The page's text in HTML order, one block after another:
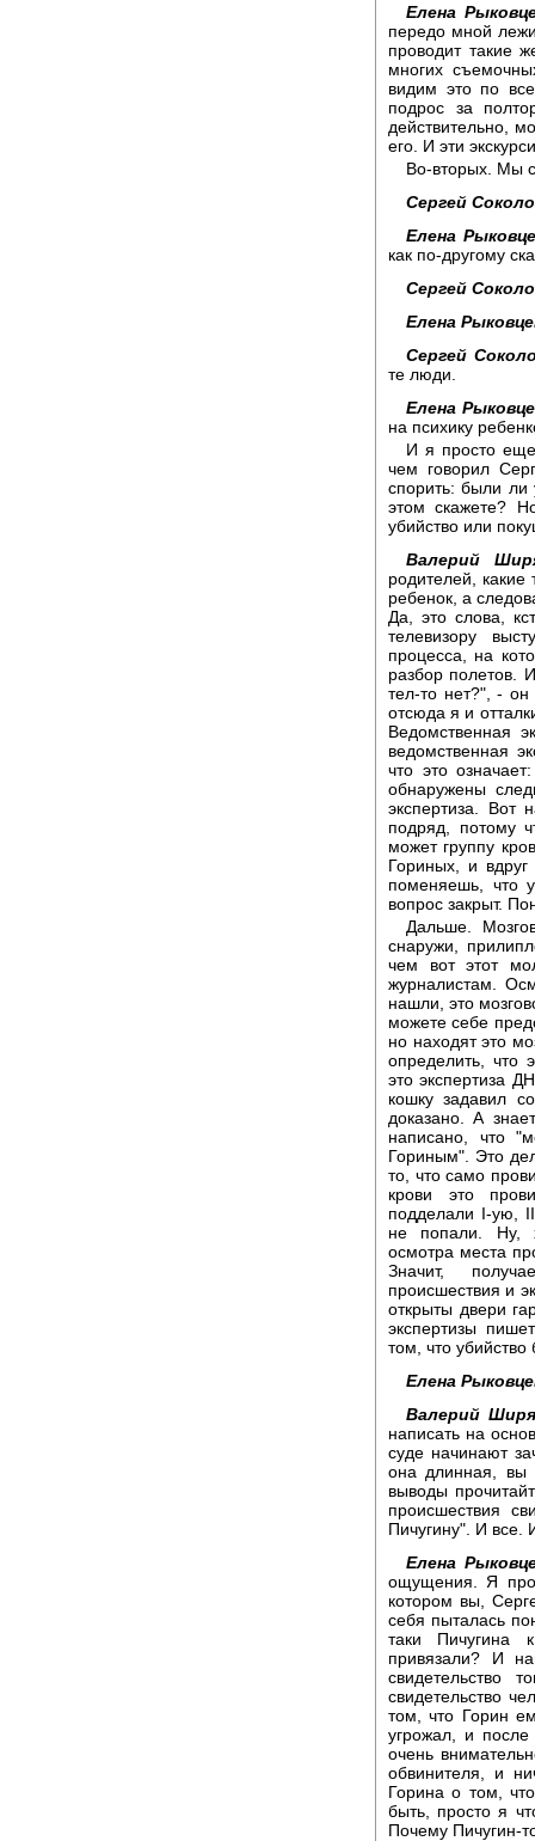
Елена
передо мной
проводит такие
многих
видим это по
подрос за
действительно,
его. И эти
Во-вторых. Мы
Сергей
Елена
как по-другому
Сергей
Елена
Сергей
те люди.
Елена
на психику
И я просто
чем говорил
спорить: были
этом скажете?
убийство или
Валерий
родителей,
ребенок, а
Да, это слова,
телевизору
процесса, на
разбор полетов.
тел-то нет?", - он
отсюда я и
Ведомственная
ведомственная
что это
обнаружены
экспертиза. Вот
подряд, потому
может группу
Гориных, и вдруг
поменяешь, что
вопрос закрыт.
Дальше.
снаружи,
чем вот этот
журналистам.
нашли, это
можете себе
но находят это
определить, что
это экспертиза
кошку задавил
доказано. А
написано, что
Гориным". Это
то, что само
крови это
подделали I-ую,
не попали. Ну,
осмотра места
Значит,
происшествия и
открыты двери
экспертизы
том, что
Елена
Валерий
написать на
суде начинают
она длинная, вы
выводы
происшествия
Пичугину". И все.
Елена
ощущения. Я
котором вы,
себя пыталась
таки Пичугина
привязали? И
свидетельство
свидетельство
том, что Горин
угрожал, и
очень
обвинителя, и
Горина о том,
быть, просто я
Почему Пичугин-